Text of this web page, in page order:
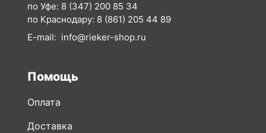
по Уфе: 8 (347) 200 85 34
по Краснодару: 8 (861) 205 44 89
E-mail: info@rieker-shop.ru
Помощь
Оплата
Доставка